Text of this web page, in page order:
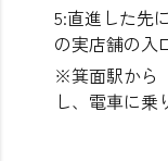
5:直進した先
の実店舗の入
※箕面駅から
し、電車に乗